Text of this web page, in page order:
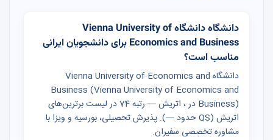
دانشگاه دانشگاه Vienna University of
Economics and Business برای دانشجویان ایرانی
مناسب است؟
دانشگاه Vienna University of Economics and
Business (Vienna University of Economics and
Business) در ، اتریش — رتبه 74 در لیست برترین‌های
اتریش (QS حدود —). پذیرش تحصیلی، بورسیه و ویزا با
مشاوره تخصصی سفیران.